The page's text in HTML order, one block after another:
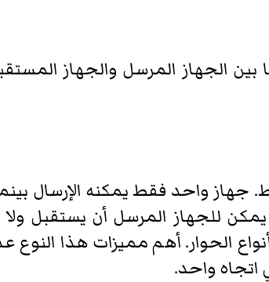
الجهاز المرسل والجهاز
جهاز واحد فقط يمكنه الإرسال
للجهاز المرسل أن يستقبل
أنواع الحوار. أهم مميزات هذا
اتجاه واحد.